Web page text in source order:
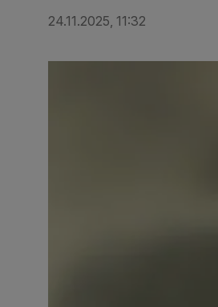
24.11.2025, 11:32